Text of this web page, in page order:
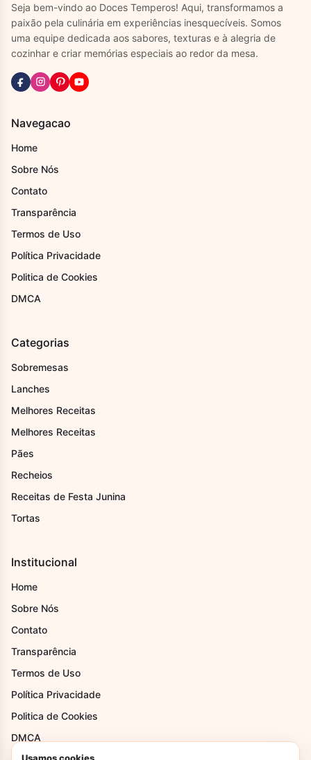
Seja bem-vindo ao Doces Temperos! Aqui, transformamos a
paixão pela culinária em experiências inesquecíveis. Somos
uma equipe dedicada aos sabores, texturas e à alegria de
cozinhar e criar memórias especiais ao redor da mesa.
Navegacao
Home
Sobre Nós
Contato
Transparência
Termos de Uso
Política Privacidade
Politica de Cookies
DMCA
Categorias
Sobremesas
Lanches
Melhores Receitas
Melhores Receitas
Pães
Recheios
Receitas de Festa Junina
Tortas
Institucional
Home
Sobre Nós
Contato
Transparência
Termos de Uso
Política Privacidade
Politica de Cookies
DMCA